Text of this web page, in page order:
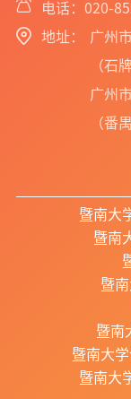
电话：020-
地址：
广州
（石
广州
（番
暨南大
暨南
暨
暨南
暨南大
暨南大